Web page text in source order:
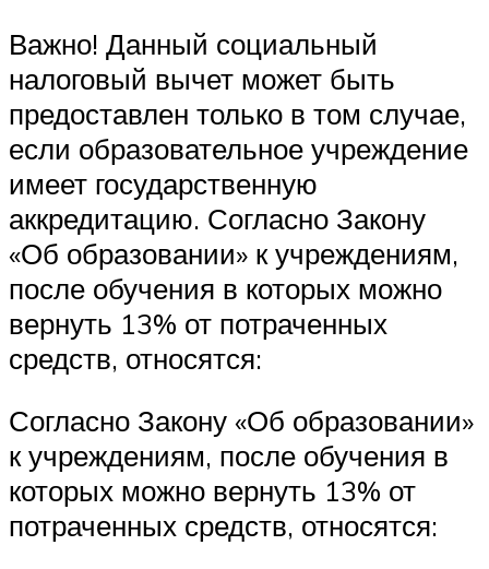
Важно! Данный социальный
налоговый вычет может быть
предоставлен только в том случае,
если образовательное учреждение
имеет государственную
аккредитацию. Согласно Закону
«Об образовании» к учреждениям,
после обучения в которых можно
вернуть 13% от потраченных
средств, относятся:
Согласно Закону «Об образовании»
к учреждениям, после обучения в
которых можно вернуть 13% от
потраченных средств, относятся: